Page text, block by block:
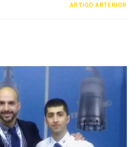
ARTIGO ANTERIOR